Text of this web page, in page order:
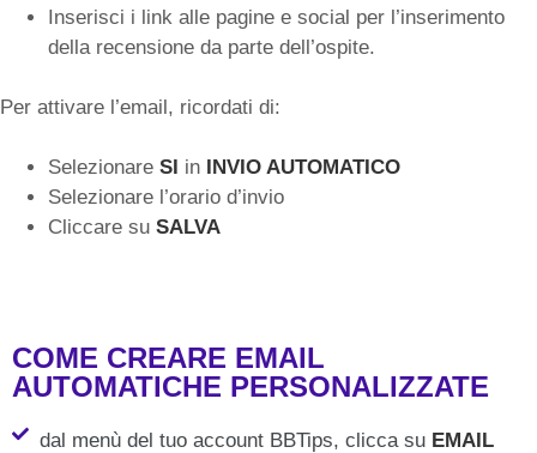
Inserisci i link alle pagine e social per l’inserimento
della recensione da parte dell’ospite.
Per attivare l’email, ricordati di:
Selezionare SI in INVIO AUTOMATICO
Selezionare l’orario d’invio
Cliccare su SALVA
COME CREARE EMAIL
AUTOMATICHE PERSONALIZZATE
dal menù del tuo account BBTips, clicca su EMAIL